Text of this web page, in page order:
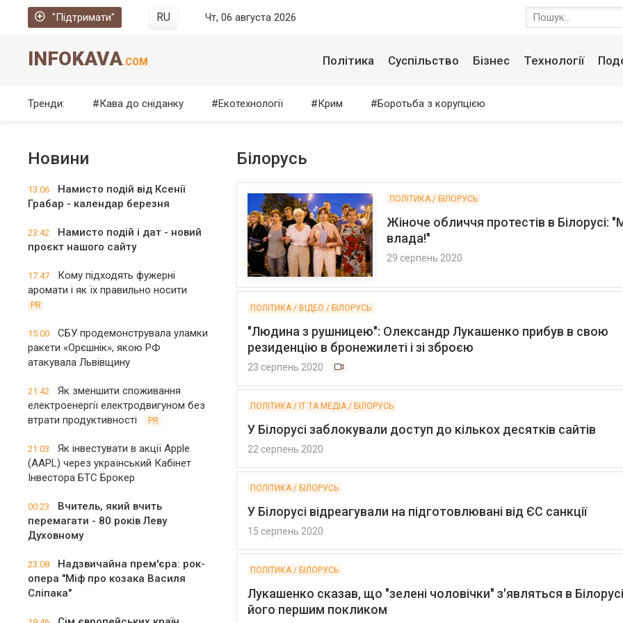
"Підтримати" RU Чт, 06 августа 2026
INFOKAVA.COM Політика Суспільство Бізнес Технології
Тренди: Кава до сніданку Екотехнології Крим Боротьба з корупцією
Новини
13:06
Намисто подій від Ксенії
Грабар - календар березня
23:42
Намисто подій і дат - новий
проєкт нашого сайту
17:47
Кому підходять фужерні
аромати і як їх правильно носити
PR
15:00
СБУ продемонструвала уламки
ракети «Орєшнік», якою РФ
атакувала Львівщину
21:42
Як зменшити споживання
електроенергії електродвигуном без
втрати продуктивності
PR
21:03
Як інвестувати в акції Apple
(AAPL) через український Кабінет
Інвестора БТС Брокер
00:23
Вчитель, який вчить
перемагати - 80 років Леву
Духовному
23:08
Надзвичайна прем'єра: рок-
опера "Міф про козака Василя
Сліпака"
Білорусь
ПОЛІТИКА / БІЛОРУСЬ
Жіноче обличчя протестів в Білорусі:
влада!"
29 серпень 2020
ПОЛІТИКА / ВІДЕО / БІЛОРУСЬ
"Людина з рушницею": Олександр Лукашенко прибув в свою
резиденцію в бронежилеті і зі зброєю
23 серпень 2020
ПОЛІТИКА / IT ТА МЕДІА / БІЛОРУСЬ
У Білорусі заблокували доступ до кількох десятків сайтів
22 серпень 2020
ПОЛІТИКА / БІЛОРУСЬ
У Білорусі відреагували на підготовлювані від ЄС санкції
15 серпень 2020
ПОЛІТИКА / БІЛОРУСЬ
Лукашенко сказав, що "зелені чоловічки" з'являться в
його першим покликом